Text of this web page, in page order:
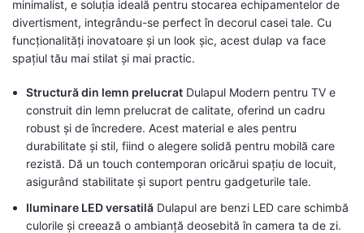
minimalist, e soluția ideală pentru stocarea echipamentelor de
divertisment, integrându-se perfect în decorul casei tale. Cu
funcționalități inovatoare și un look șic, acest dulap va face
spațiul tău mai stilat și mai practic.
Structură din lemn prelucrat Dulapul Modern pentru TV e
construit din lemn prelucrat de calitate, oferind un cadru
robust și de încredere. Acest material e ales pentru
durabilitate și stil, fiind o alegere solidă pentru mobilă care
rezistă. Dă un touch contemporan oricărui spațiu de locuit,
asigurând stabilitate și suport pentru gadgeturile tale.
Iluminare LED versatilă Dulapul are benzi LED care schimbă
culorile și creează o ambianță deosebită în camera ta de zi.